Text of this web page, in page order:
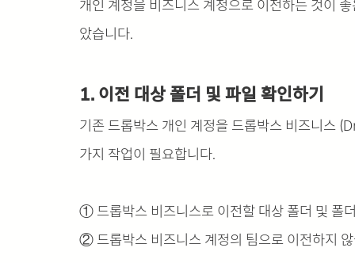
개인 계정을 비즈니스 계정으로 이전하는 것이
았습니다.
1. 이전 대상 폴더 및 파일 확인하기
기존 드롭박스 개인 계정을 드롭박스 비즈니
가지 작업이 필요합니다.
① 드롭박스 비즈니스로 이전할 대상 폴더 및 폴
② 드롭박스 비즈니스 계정의 팀으로 이전하지